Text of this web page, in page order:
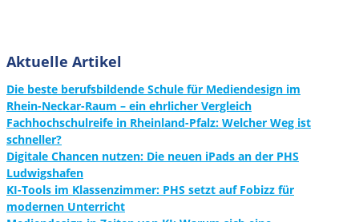
Aktuelle Artikel
Die beste berufsbildende Schule für Mediendesign im
Rhein-Neckar-Raum – ein ehrlicher Vergleich
Fachhochschulreife in Rheinland-Pfalz: Welcher Weg ist
schneller?
Digitale Chancen nutzen: Die neuen iPads an der PHS
Ludwigshafen
KI-Tools im Klassenzimmer: PHS setzt auf Fobizz für
modernen Unterricht